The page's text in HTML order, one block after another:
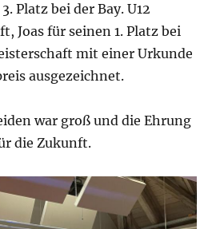
Platz bei der Bay. U12
Joas für seinen 1. Platz bei
mit einer Urkunde
ausgezeichnet.
war groß und die Ehrung
die Zukunft.